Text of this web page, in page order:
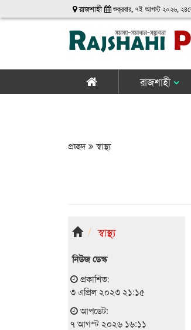
রাজশাহী শুক্রবার, ৭ই আগস্ট ২০২৬,
রাজশাহী
প্রচ্ছদ স্বাস্থ্য
স্বাস্থ্য
নিউজ ডেস্ক
প্রকাশিত:
৩ এপ্রিল ২০২৩ ২১:১৫
আপডেট:
৭ আগস্ট ২০২৬ ১৬:১১